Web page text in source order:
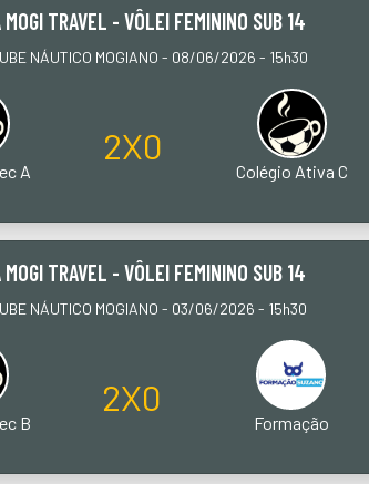
MOGI TRAVEL - VÔLEI FEMININO SUB 14
NÁUTICO MOGIANO - 08/06/2026 - 15h30
A
2X0
Colégio Ativa C
MOGI TRAVEL - VÔLEI FEMININO SUB 14
NÁUTICO MOGIANO - 03/06/2026 - 15h30
B
2X0
Formação